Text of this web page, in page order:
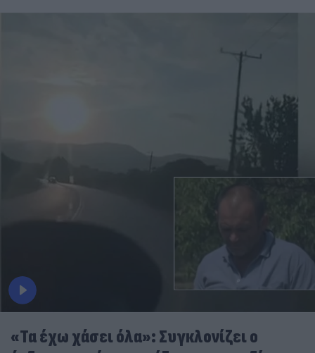
«Τα έχω χάσει όλα»: Συγκλονίζει ο